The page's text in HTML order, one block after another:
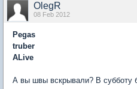
OlegR
08 Feb 2012
Pegas
truber
ALive
А вы швы вскрывали? В субботу